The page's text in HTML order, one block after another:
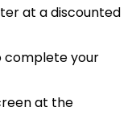
at a discounted
complete your
at the